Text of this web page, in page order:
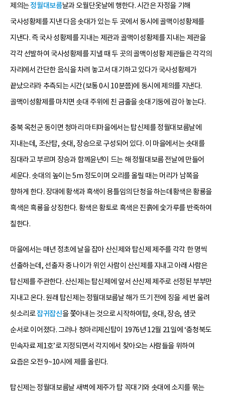
제의는정월대보름날과 오월단옷날에 행한다. 시간은 자정을 기해
국사성황제를 지낸 다음 솟대가 있는 두 곳에서 동시에 골맥이성황제를
지낸다. 즉 국사 성황제를 지내는 제관과 골맥이성황제를 지내는 제관을
각각 선발하여 국사성황제를 지낼 때 두 곳의 골맥이성황 제관들은 각각의
자리에서 간단한 음식을 차려 놓고서 대기하고 있다가 국사성황제가
끝났으리라 추측되는 시간(보통 0시 10분쯤)에 동시에 제의를 지낸다.
골맥이성황제를 마치면 솟대 주위에 친 금줄을 솟대기둥에 감아 놓는다.
충북 옥천군 동이면 청마리 마티마을에서는 탑신제를 정월대보름날에
지내는데, 조산탑, 솟대, 장승으로 구성되어 있다. 이 마을에서는 솟대를
짐대라고 부르며 장승과 함께윤년이 드는 해 정월대보름 전날에 만들어
세운다. 솟대의 높이는 5m 정도이며 오리를 올릴 때는 머리가 남쪽을
향하게 한다. 장대에 황색과 흑색이 용틀임의 단청을 하는데황색은 황룡을
흑색은 흑룡을 상징한다. 황색은 황토로 흑색은 진흙에 숯가루를 반죽하여
칠한다.
마을에서는 매년 정초에 날을 잡아 산신제와 탑신제 제주를 각각 한 명씩
선출하는데, 선출자 중 나이가 위인 사람이 산신제를 지내고 아래 사람은
탑신제를 주관한다. 산신제는 탑신제에 앞서 산신제 제주로 선정된 부부만
지내고 온다. 원래 탑신제는 정월대보름날 해가 뜨기 전에 징을 세 번 울려
쇳소리로잡귀잡신을 쫓아내는 것으로 시작하여탑, 솟대, 장승, 샘굿
순서로 이어졌다. 그러나 청마리제신탑이 1976년 12월 21일에 ‘충청북도
민속자료 제1호’로 지정되면서 각지에서 찾아오는 사람들을 위하여
요즘은 오전 9~10시에 제를 올린다.
탑신제는 정월대보름날 새벽에 제주가 탑 꼭대기와 솟대에 소지를 묶는